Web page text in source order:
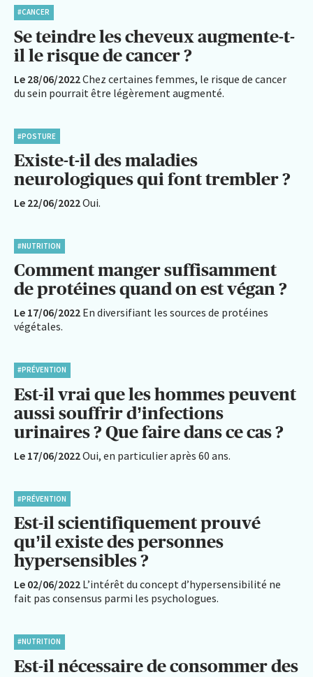
#CANCER
Se teindre les cheveux augmente-t-
il le risque de cancer ?
Le 28/06/2022Chez certaines femmes, le risque de cancer
du sein pourrait être légèrement augmenté.
#POSTURE
Existe-t-il des maladies
neurologiques qui font trembler ?
Le 22/06/2022Oui.
#NUTRITION
Comment manger suffisamment
de protéines quand on est végan ?
Le 17/06/2022 En diversifiant les sources de protéines
végétales.
#PRÉVENTION
Est-il vrai que les hommes peuvent
aussi souffrir d’infections
urinaires ? Que faire dans ce cas ?
Le 17/06/2022Oui, en particulier après 60 ans.
#PRÉVENTION
Est-il scientifiquement prouvé
qu’il existe des personnes
hypersensibles ?
Le 02/06/2022 L’intérêt du concept d’hypersensibilité ne
fait pas consensus parmi les psychologues.
#NUTRITION
Est-il nécessaire de consommer des